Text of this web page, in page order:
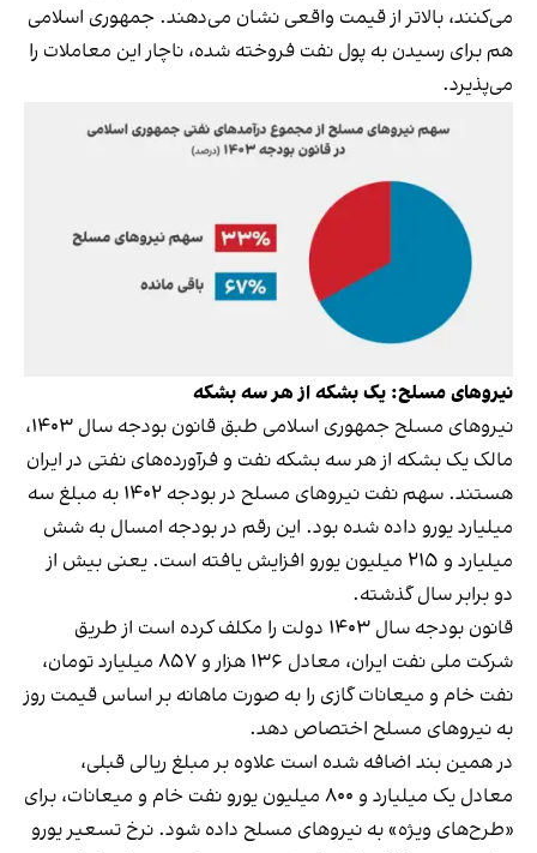
می‌کنند، بالاتر از قیمت واقعی نشان می‌دهند. جمهوری اسلامی
هم برای رسیدن به پول نفت فروخته شده، ناچار این معاملات را
می‌پذیرد.
نیروهای مسلح: یک بشکه از هر سه بشکه
نیروهای مسلح جمهوری اسلامی طبق قانون بودجه سال ۱۴۰۳،
مالک یک بشکه از هر سه بشکه نفت و فرآورده‌های نفتی در ایران
هستند. سهم نفت نیروهای مسلح در بودجه ۱۴۰۲ به مبلغ سه
میلیارد یورو داده شده بود. این رقم در بودجه امسال به شش
میلیارد و ۲۱۵ میلیون یورو افزایش یافته است. یعنی بیش از
دو برابر سال گذشته.
قانون بودجه سال ۱۴۰۳ دولت را مکلف کرده است از طریق
شرکت ملی نفت ایران، معادل ۱۳۶ هزار و ۸۵۷ میلیارد تومان،
نفت خام و میعانات گازی را به صورت ماهانه بر اساس قیمت روز
به نیروهای مسلح اختصاص دهد.
در همین بند اضافه شده است علاوه بر مبلغ ریالی قبلی،
معادل یک میلیارد و ۸۰۰ میلیون یورو نفت خام و میعانات، برای
«طرح‌های ویژه» به نیروهای مسلح داده شود. نرخ تسعیر یورو